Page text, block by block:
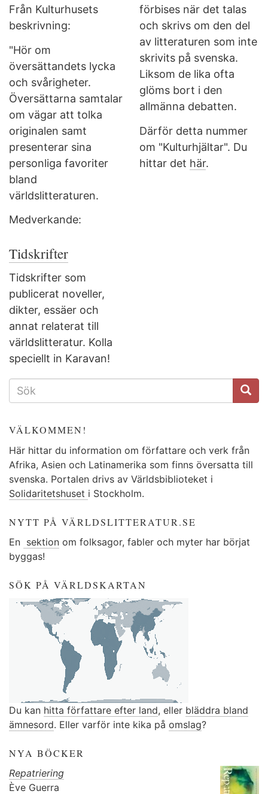
Från Kulturhusets
beskrivning:
"Hör om
översättandets lycka
och svårigheter.
Översättarna samtalar
om vägar att tolka
originalen samt
presenterar sina
personliga favoriter
bland
världslitteraturen.
Medverkande:
Tidskrifter
Tidskrifter som
publicerat noveller,
dikter, essäer och
annat relaterat till
världslitteratur. Kolla
speciellt in Karavan!
förbises när det talas
och skrivs om den del
av litteraturen som inte
skrivits på svenska.
Liksom de lika ofta
glöms bort i den
allmänna debatten.
Därför detta nummer
om "Kulturhjältar". Du
hittar det här.
SÖKFORMULÄR
VÄLKOMMEN!
Här hittar du information om författare och verk från
Afrika, Asien och Latinamerika som finns översatta till
svenska. Portalen drivs av Världsbiblioteket i
Solidaritetshuset i Stockholm.
NYTT PÅ VÄRLDSLITTERATUR.SE
En sektion om folksagor, fabler och myter har börjat
byggas!
SÖK PÅ VÄRLDSKARTAN
Du kan hitta författare efter land, eller bläddra bland
ämnesord. Eller varför inte kika på omslag?
NYA BÖCKER
Repatriering
Ève Guerra